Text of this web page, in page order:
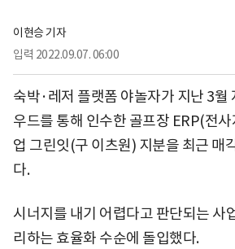
이현승 기자
입력 2022.09.07. 06:00
숙박·레저 플랫폼 야놀자가 지난 3월
우드를 통해 인수한 골프장 ERP(전사
업 그린잇(구 이츠원) 지분을 최근 매
다.
시너지를 내기 어렵다고 판단되는 사
리하는 효율화 수순에 돌입했다.